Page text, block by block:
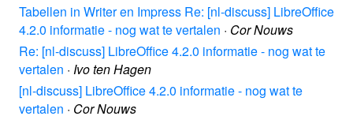
Tabellen in Writer en Impress Re: [nl-discuss] LibreOffice
4.2.0 informatie - nog wat te vertalen · Cor Nouws
Re: [nl-discuss] LibreOffice 4.2.0 informatie - nog wat te
vertalen · Ivo ten Hagen
[nl-discuss] LibreOffice 4.2.0 informatie - nog wat te
vertalen · Cor Nouws